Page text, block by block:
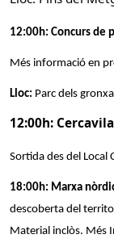
12:00h: Concurs de
Més informació en
Lloc: Parc dels
12:00h:
Sortida des del Local
18:00h: Marxa
descoberta del
Material inclòs. Més